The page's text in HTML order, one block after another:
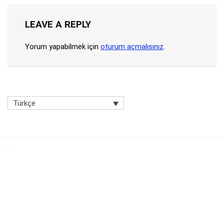
LEAVE A REPLY
Yorum yapabilmek için oturum açmalısınız.
Türkçe